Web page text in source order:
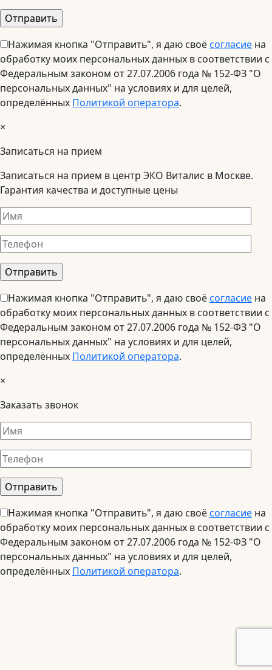
Нажимая кнопка "Отправить", я даю своёсогласие на
обработку моих персональных данных в соответствии с
Федеральным законом от 27.07.2006 года № 152-ФЗ "О
персональных данных" на условиях и для целей,
определённых Политикой оператора.
×
Записаться на прием
Записаться на прием в центр ЭКО Виталис в Москве.
Гарантия качества и доступные цены
Нажимая кнопка "Отправить", я даю своёсогласие на
обработку моих персональных данных в соответствии с
Федеральным законом от 27.07.2006 года № 152-ФЗ "О
персональных данных" на условиях и для целей,
определённых Политикой оператора.
×
Заказать звонок
Нажимая кнопка "Отправить", я даю своёсогласие на
обработку моих персональных данных в соответствии с
Федеральным законом от 27.07.2006 года № 152-ФЗ "О
персональных данных" на условиях и для целей,
определённых Политикой оператора.